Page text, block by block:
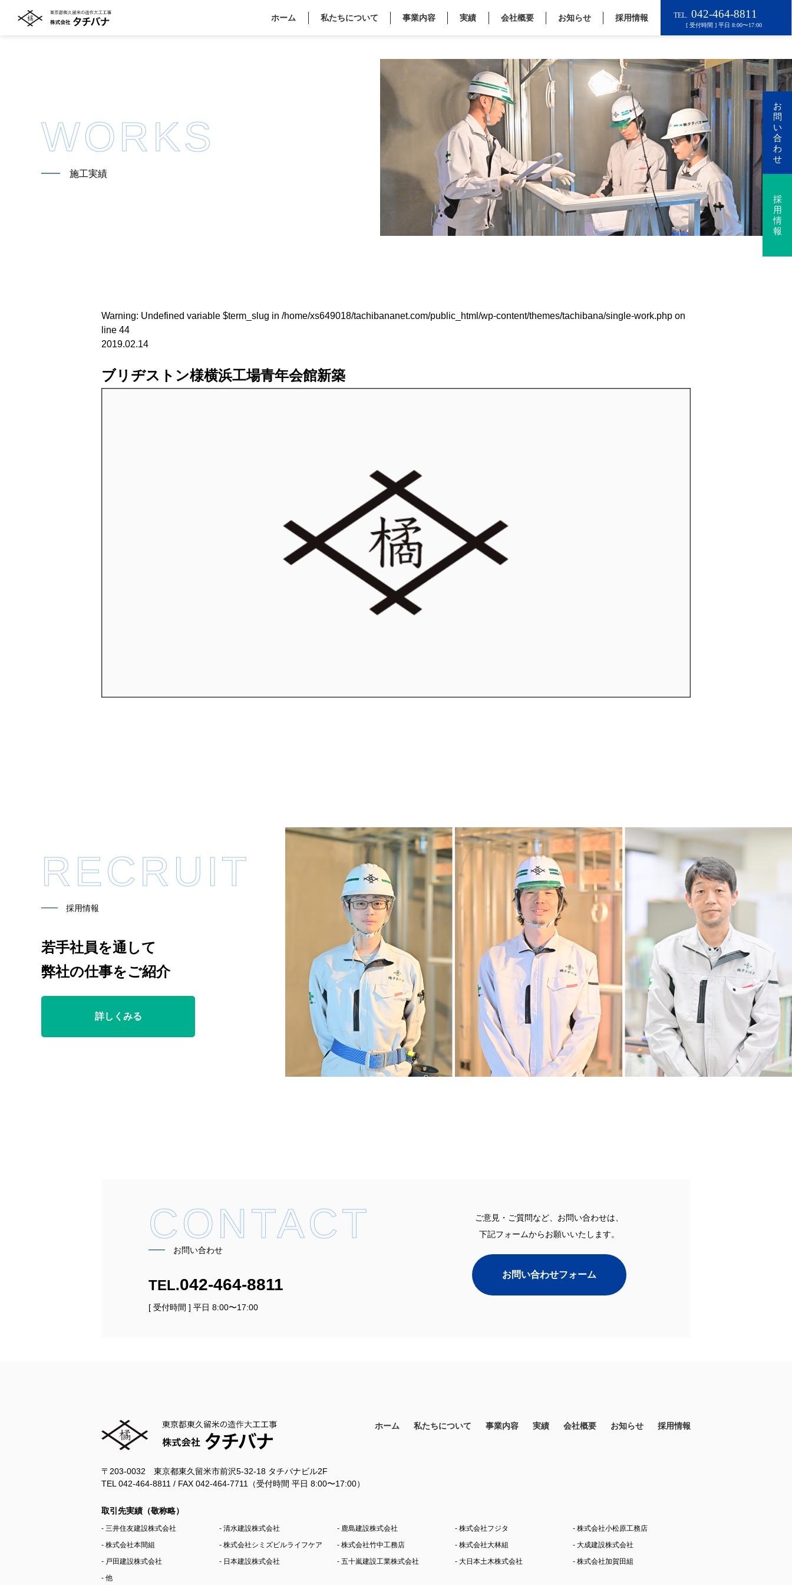
ホーム 私たちについて 事業内容 実績 会社概要 お知らせ 採用情報
お
問
い
合
わ
せ
採
用
情
報
WORKS
━━ 施工実績
Warning: Undefined variable $term_slug in /home/xs649018/tachibananet.com/public_html/wp-content/themes/tachibana/single-work.php on
line 44
2019.02.14
ブリヂストン様横浜工場青年会館新築
RECRUIT
━━ 採用情報
若手社員を通して
弊社の仕事をご紹介
詳しくみる
CONTACT
━━ お問い合わせ
TEL.042-464-8811
[ 受付時間 ] 平日 8:00〜17:00
ご意見・ご質問など、お問い合わせは、
下記フォームからお願いいたします。
お問い合わせフォーム
ホーム 私たちについて 事業内容 実績 会社概要 お知らせ 採用情報
〒203-0032 東京都東久留米市前沢5-32-18 タチバナビル2F
TEL 042-464-8811 / FAX 042-464-7711（受付時間 平日 8:00〜17:00）
取引先実績（敬称略）
- 三井住友建設株式会社 - 清水建設株式会社 - 鹿島建設株式会社 - 株式会社フジタ
- 株式会社小松原工務店
- 株式会社本間組
- 株式会社シミズビルライフケア - 株式会社竹中工務店 - 株式会社大林組
- 大成建設株式会社
- 戸田建設株式会社
- 日本建設株式会社 - 五十嵐建設工業株式会社 - 大日本土木株式会社
- 株式会社加賀田組
- 他